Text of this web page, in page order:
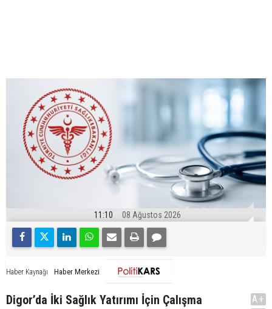
11:10 08 Ağustos 2026
Haber Kaynağı Haber Merkezi
Digor’da İki Sağlık Yatırımı İçin Çalışma
A+